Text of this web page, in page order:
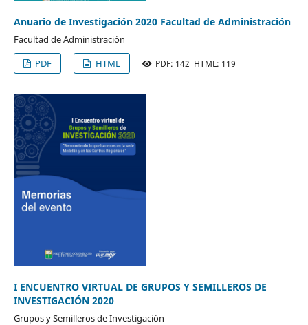
Anuario de Investigación 2020 Facultad de Administración
Facultad de Administración
PDF
HTML PDF: 142 HTML: 119
I ENCUENTRO VIRTUAL DE GRUPOS Y SEMILLEROS DE
INVESTIGACIÓN 2020
Grupos y Semilleros de Investigación